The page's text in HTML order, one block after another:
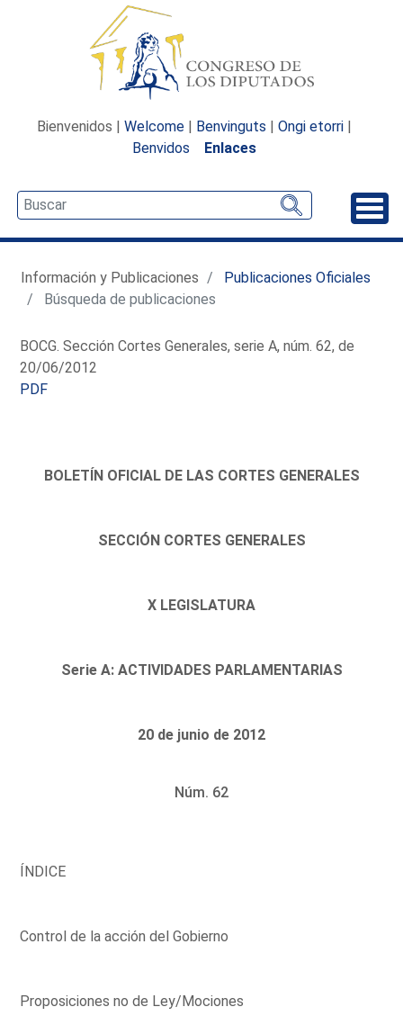
Bienvenidos | Welcome | Benvinguts | Ongi etorri |
Benvidos
Enlaces
Información y Publicaciones
Publicaciones Oficiales
Búsqueda de publicaciones
BOCG. Sección Cortes Generales, serie A, núm. 62, de
20/06/2012
PDF
BOLETÍN OFICIAL DE LAS CORTES GENERALES
SECCIÓN CORTES GENERALES
X LEGISLATURA
Serie A: ACTIVIDADES PARLAMENTARIAS
20 de junio de 2012
Núm. 62
ÍNDICE
Control de la acción del Gobierno
Proposiciones no de Ley/Mociones